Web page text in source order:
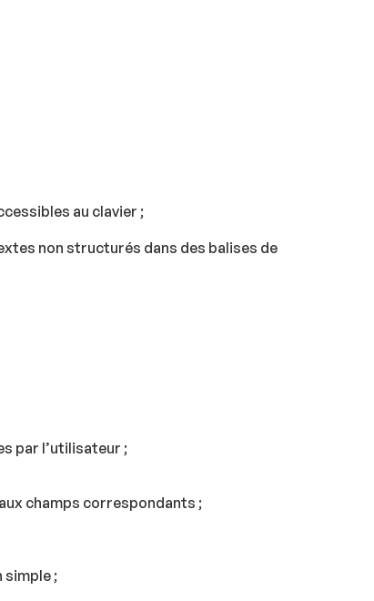
au clavier ;
non structurés dans des balises de
par l’utilisateur ;
champs correspondants ;
simple ;